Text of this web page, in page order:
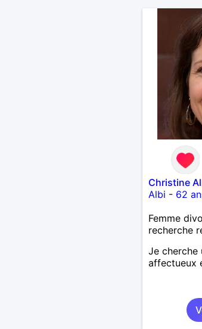
Christine
Albi - 62
Femme
recherche
Je cherche
affectueux